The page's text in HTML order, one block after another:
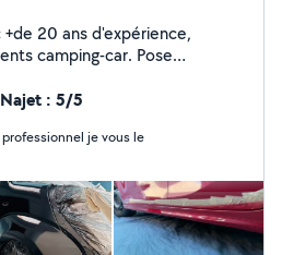
20 ans d'expérience,
camping-car. Pose
: 5/5
je vous le